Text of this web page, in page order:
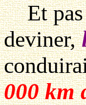
Et pas
deviner,
000 km